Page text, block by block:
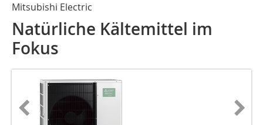
Mitsubishi Electric
Natürliche Kältemittel im
Fokus